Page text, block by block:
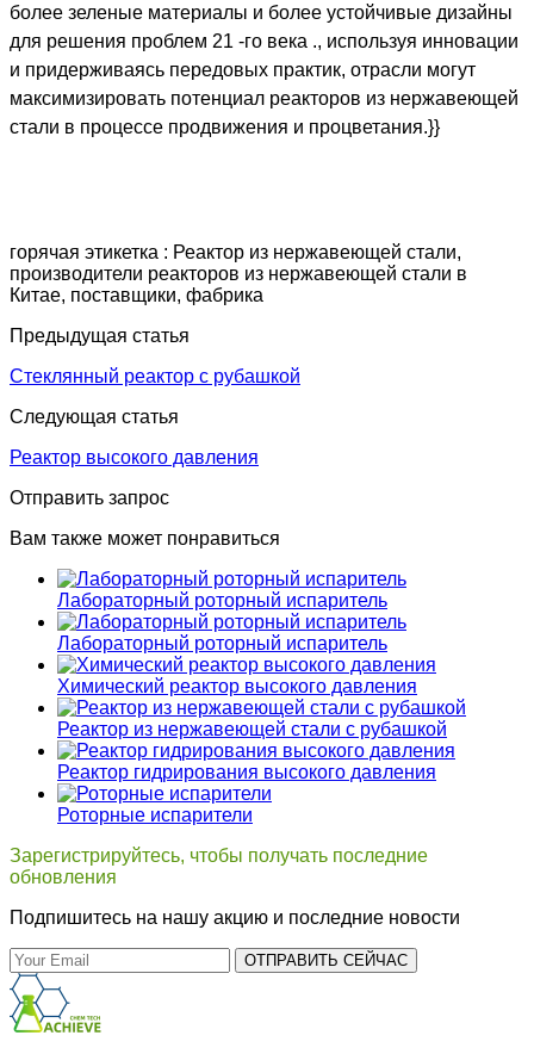
более зеленые материалы и более устойчивые дизайны
для решения проблем 21 -го века ., используя инновации
и придерживаясь передовых практик, отрасли могут
максимизировать потенциал реакторов из нержавеющей
стали в процессе продвижения и процветания.}}
горячая этикетка : Реактор из нержавеющей стали,
производители реакторов из нержавеющей стали в
Китае, поставщики, фабрика
Предыдущая статья
Стеклянный реактор с рубашкой
Следующая статья
Реактор высокого давления
Отправить запрос
Вам также может понравиться
Лабораторный роторный испаритель
Лабораторный роторный испаритель
Химический реактор высокого давления
Реактор из нержавеющей стали с рубашкой
Реактор гидрирования высокого давления
Роторные испарители
Зарегистрируйтесь, чтобы получать последние
обновления
Подпишитесь на нашу акцию и последние новости
ОТПРАВИТЬ СЕЙЧАС